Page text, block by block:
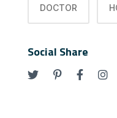
DOCTOR
Social Share